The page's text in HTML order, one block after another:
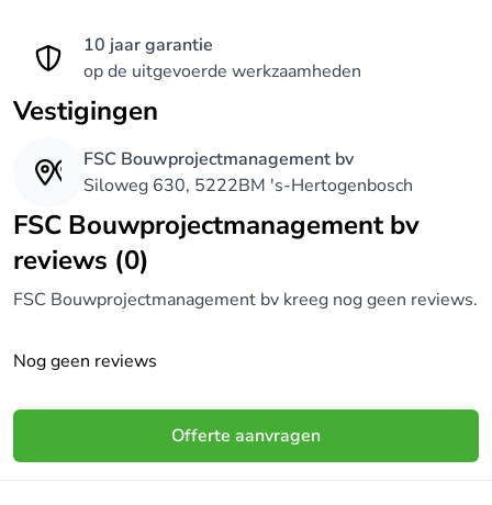
10 jaar garantie
op de uitgevoerde werkzaamheden
Vestigingen
FSC Bouwprojectmanagement bv
Siloweg 630, 5222BM 's-Hertogenbosch
FSC Bouwprojectmanagement bv
reviews (0)
FSC Bouwprojectmanagement bv kreeg nog geen reviews.
Nog geen reviews
Offerte aanvragen